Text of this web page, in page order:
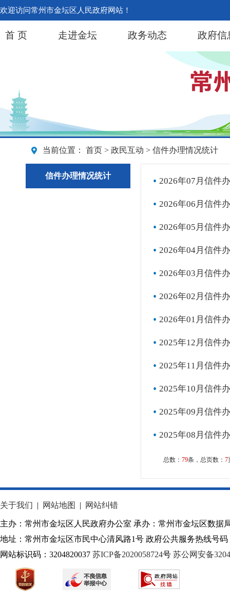
欢迎访问常州市金坛区人民政府网站！
首 页 走进金坛 政务动态 政府信
当前位置： 首页 > 政民互动 > 信件办理情况统计
信件办理情况统计
2026年07月信件
2026年06月信件
2026年05月信件
2026年04月信件
2026年03月信件
2026年02月信件
2026年01月信件
2025年12月信件
2025年11月信件
2025年10月信件
2025年09月信件
2025年08月信件
总数： 79条，总页数： 7
关于我们 | 网站地图 | 网站纠错
主办：常州市金坛区人民政府办公室 承办：常州市金坛区数据
地址：常州市金坛区市民中心清风路1号 政府公共服务热线号码
网站标识码：3204820037 苏ICP备2020058724号 苏公网安备